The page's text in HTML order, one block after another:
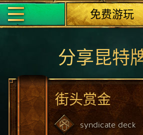
免费游玩
分享昆特
街头赏金
syndicate deck